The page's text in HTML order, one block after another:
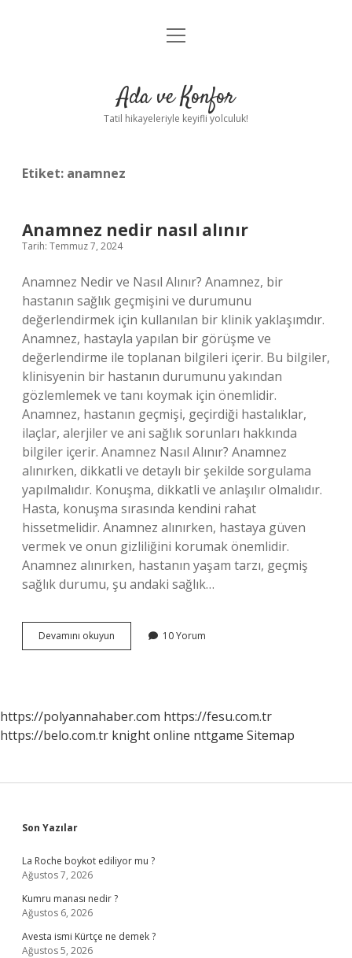
Anasayfa
Yasal Uyarı
menüyü
Ada ve Konfor
Tatil hikayeleriyle keyifli yolculuk!
Etiket: anamnez
Anamnez nedir nasıl alınır
Tarih: Temmuz 7, 2024
Anamnez Nedir ve Nasıl Alınır? Anamnez, bir
hastanın sağlık geçmişini ve durumunu
değerlendirmek için kullanılan bir klinik yaklaşımdır.
Anamnez, hastayla yapılan bir görüşme ve
değerlendirme ile toplanan bilgileri içerir. Bu bilgiler,
klinisyenin bir hastanın durumunu yakından
gözlemlemek ve tanı koymak için önemlidir.
Anamnez, hastanın geçmişi, geçirdiği hastalıklar,
ilaçlar, alerjiler ve ani sağlık sorunları hakkında
bilgiler içerir. Anamnez Nasıl Alınır? Anamnez
alınırken, dikkatli ve detaylı bir şekilde sorgulama
yapılmalıdır. Konuşma, dikkatli ve anlaşılır olmalıdır.
Hasta, konuşma sırasında kendini rahat
hissetmelidir. Anamnez alınırken, hastaya güven
vermek ve onun gizliliğini korumak önemlidir.
Anamnez alınırken, hastanın yaşam tarzı, geçmiş
sağlık durumu, şu andaki sağlık…
Devamını okuyun Anamnez
nedir
10 Yorum
https://polyannahaber.com https://fesu.com.tr
https://belo.com.tr knight online nttgame Sitemap
Sidebar
Son Yazılar
La Roche boykot ediliyor mu ?
Ağustos 7, 2026
Kumru manası nedir ?
Ağustos 6, 2026
Avesta ismi Kürtçe ne demek ?
Ağustos 5, 2026